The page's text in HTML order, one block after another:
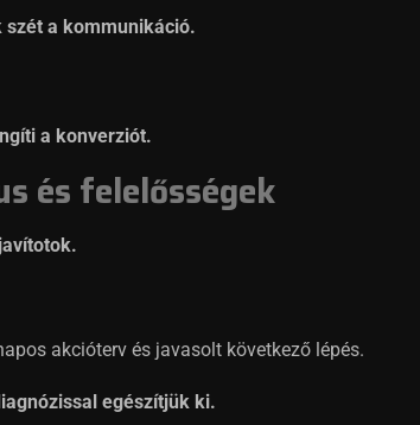
szét a kommunikáció.
a konverziót.
és felelősségek
akcióterv és javasolt következő lépés.
egészítjük ki.